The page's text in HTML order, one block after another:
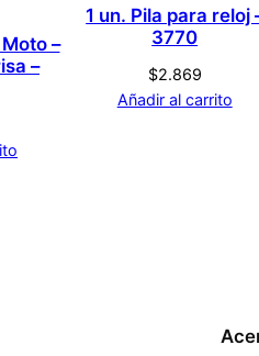
–
–
1 un. Pila para reloj
3770
$2.869
Añadir al carrito